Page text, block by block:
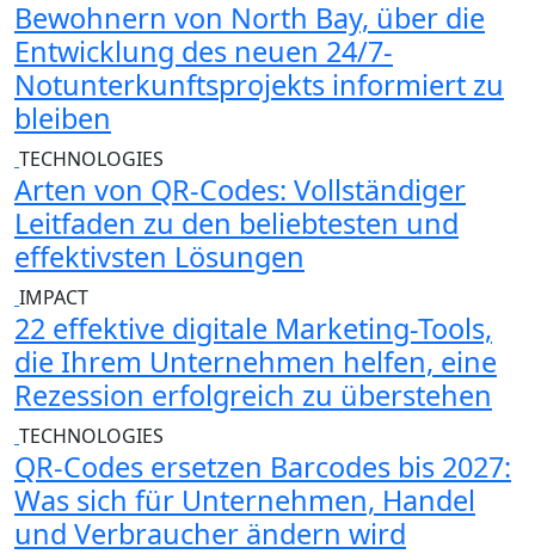
Bewohnern von North Bay, über die
Entwicklung des neuen 24/7-
Notunterkunftsprojekts informiert zu
bleiben
TECHNOLOGIES
Arten von QR-Codes: Vollständiger
Leitfaden zu den beliebtesten und
effektivsten Lösungen
IMPACT
22 effektive digitale Marketing-Tools,
die Ihrem Unternehmen helfen, eine
Rezession erfolgreich zu überstehen
TECHNOLOGIES
QR-Codes ersetzen Barcodes bis 2027:
Was sich für Unternehmen, Handel
und Verbraucher ändern wird